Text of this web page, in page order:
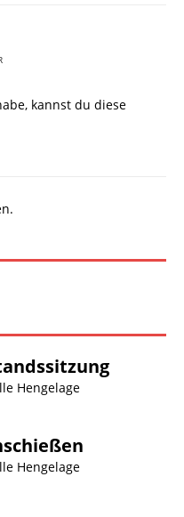
kannst du diese
Hengelage
Hengelage